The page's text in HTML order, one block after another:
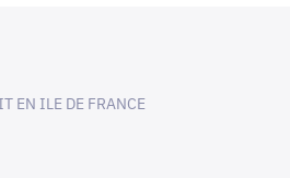
EN ILE DE FRANCE